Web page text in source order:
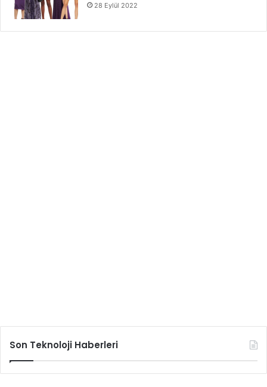
28 Eylül 2022
Son Teknoloji Haberleri